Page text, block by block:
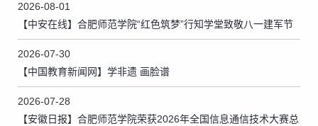
2026-08-01
【中安在线】合肥师范学院“红色筑梦”行知学堂致敬八一建军节
2026-07-30
【中国教育新闻网】学非遗 画脸谱
2026-07-28
【安徽日报】合肥师范学院荣获2026年全国信息通信技术大赛总